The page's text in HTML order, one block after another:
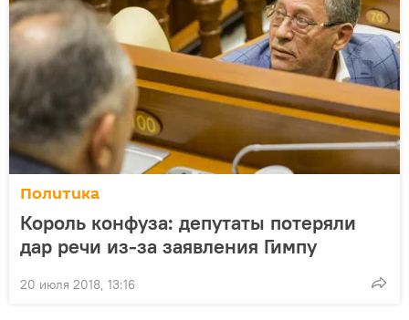
Политика
Король конфуза: депутаты потеряли
дар речи из-за заявления Гимпу
20 июля 2018, 13:16